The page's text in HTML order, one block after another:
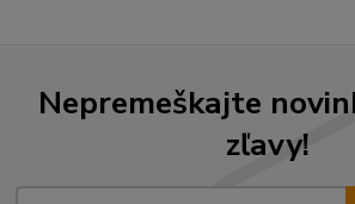
Nepremeškajte
zľavy!